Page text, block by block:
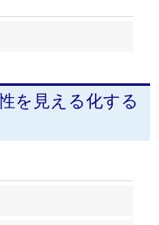
を見える化する